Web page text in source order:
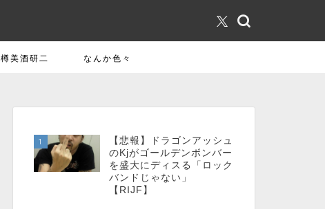
樽美酒研二 なんか色々
1
【悲報】ドラゴンアッシュ
のKjがゴールデンボンバー
を盛大にディスる「ロック
バンドじゃない」
【RIJF】